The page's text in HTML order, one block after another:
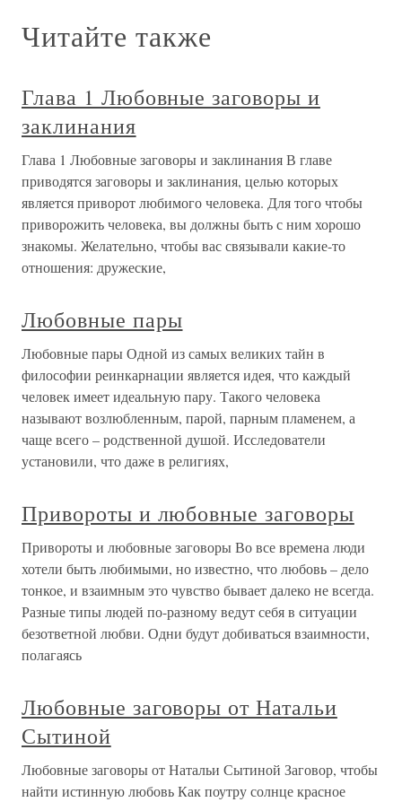
Читайте также
Глава 1 Любовные заговоры и
заклинания
Глава 1 Любовные заговоры и заклинания В главе
приводятся заговоры и заклинания, целью которых
является приворот любимого человека. Для того чтобы
приворожить человека, вы должны быть с ним хорошо
знакомы. Желательно, чтобы вас связывали какие-то
отношения: дружеские,
Любовные пары
Любовные пары Одной из самых великих тайн в
философии реинкарнации является идея, что каждый
человек имеет идеальную пару. Такого человека
называют возлюбленным, парой, парным пламенем, а
чаще всего – родственной душой. Исследователи
установили, что даже в религиях,
Привороты и любовные заговоры
Привороты и любовные заговоры Во все времена люди
хотели быть любимыми, но известно, что любовь – дело
тонкое, и взаимным это чувство бывает далеко не всегда.
Разные типы людей по-разному ведут себя в ситуации
безответной любви. Одни будут добиваться взаимности,
полагаясь
Любовные заговоры от Натальи
Сытиной
Любовные заговоры от Натальи Сытиной Заговор, чтобы
найти истинную любовь Как поутру солнце красное